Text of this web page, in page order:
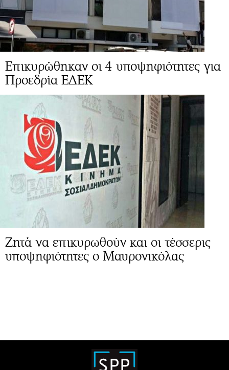
Επικυρώθηκαν οι 4 υποψηφιότητες για
Προεδρία ΕΔΕΚ
Ζητά να επικυρωθούν και οι τέσσερις
υποψηφιότητες ο Μαυρονικόλας